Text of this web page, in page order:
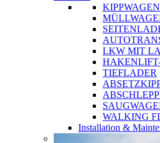
KIPPWAGEN
LKW MIT
TIEFLADER
WALKING
Installation &